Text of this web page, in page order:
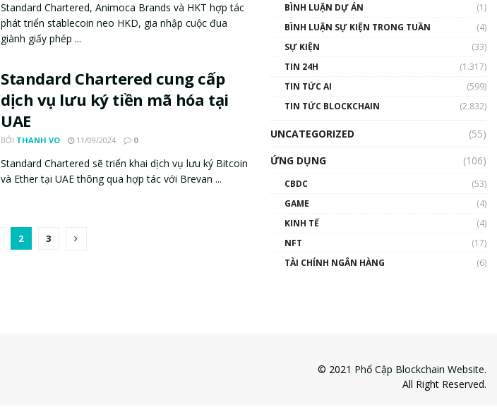
Standard Chartered, Animoca Brands và HKT hợp tác
phát triển stablecoin neo HKD, gia nhập cuộc đua
giành giấy phép ...
Standard Chartered cung cấp
dịch vụ lưu ký tiền mã hóa tại
UAE
BỞI THANH VO 11/09/2024 0
Standard Chartered sẽ triển khai dịch vụ lưu ký Bitcoin
và Ether tại UAE thông qua hợp tác với Brevan ...
2 3
BÌNH LUẬN DỰ ÁN
(1)
BÌNH LUẬN SỰ KIỆN TRONG TUẦN
(4)
SỰ KIỆN
(33)
TIN 24H
(1.317)
TIN TỨC AI
(599)
TIN TỨC BLOCKCHAIN
(2.832)
UNCATEGORIZED
(55)
ỨNG DỤNG
(106)
CBDC
(53)
GAME
(4)
KINH TẾ
(4)
NFT
(17)
TÀI CHÍNH NGÂN HÀNG
(6)
© 2021 Phổ Cập Blockchain Website.
All Right Reserved.